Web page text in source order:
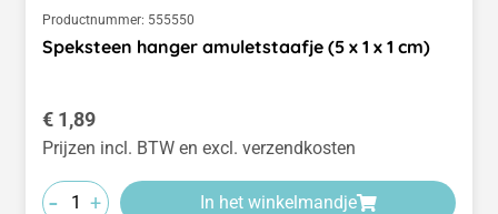
Productnummer: 555550
Speksteen hanger amuletstaafje (5 x 1 x 1 cm)
Normale prijs:
€ 1,89
Prijzen incl. BTW en excl. verzendkosten
- + In het winkelmandje